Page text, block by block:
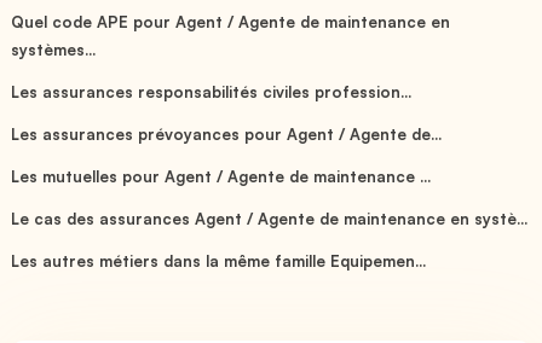
Quel code APE pour Agent / Agente de maintenance en
systèmes...
Les assurances responsabilités civiles profession...
Les assurances prévoyances pour Agent / Agente de...
Les mutuelles pour Agent / Agente de maintenance ...
Le cas des assurances Agent / Agente de maintenance en systè...
Les autres métiers dans la même famille Equipemen...